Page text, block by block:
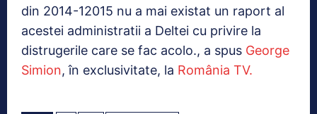
din 2014-12015 nu a mai existat un raport al
acestei administratii a Deltei cu privire la
distrugerile care se fac acolo., a spus George
Simion, în exclusivitate, la România TV.